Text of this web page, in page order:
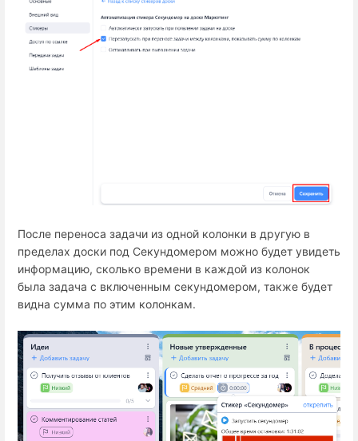
После переноса задачи из одной колонки в другую в
пределах доски под Секундомером можно будет увидеть
информацию, сколько времени в каждой из колонок
была задача с включенным секундомером, также будет
видна сумма по этим колонкам.